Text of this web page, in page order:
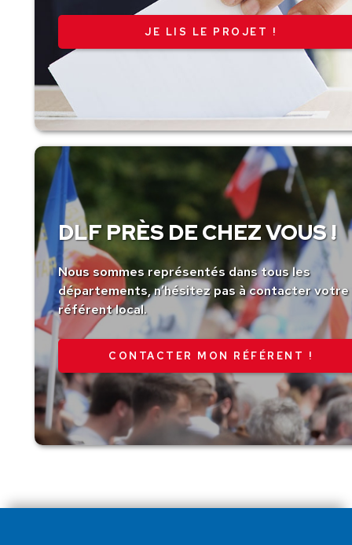
JE LIS LE PROJET !
DLF PRÈS DE CHEZ VOUS !
Nous sommes représentés dans tous les
départements, n’hésitez pas à contacter votre
référent local.
CONTACTER MON RÉFÉRENT !